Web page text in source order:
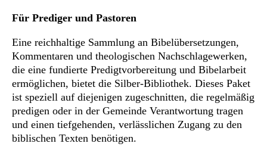
Für Prediger und Pastoren
Eine reichhaltige Sammlung an Bibelübersetzungen,
Kommentaren und theologischen Nachschlagewerken,
die eine fundierte Predigtvorbereitung und Bibelarbeit
ermöglichen, bietet die Silber-Bibliothek. Dieses Paket
ist speziell auf diejenigen zugeschnitten, die regelmäßig
predigen oder in der Gemeinde Verantwortung tragen
und einen tiefgehenden, verlässlichen Zugang zu den
biblischen Texten benötigen.